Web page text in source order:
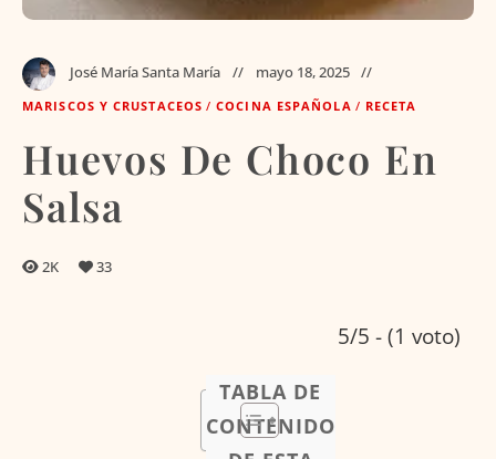
José María Santa María mayo 18, 2025
MARISCOS Y CRUSTACEOS / COCINA ESPAÑOLA / RECETA
Huevos De Choco En
Salsa
2K 33
5/5 - (1 voto)
TABLA DE
CONTENIDO